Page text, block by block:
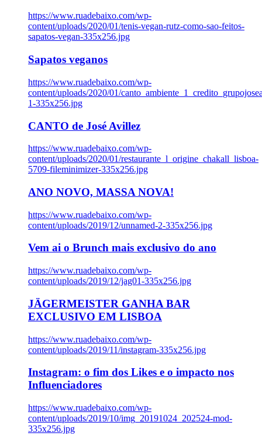
https://www.ruadebaixo.com/wp-
content/uploads/2020/01/tenis-vegan-rutz-como-sao-feitos-
sapatos-vegan-335x256.jpg
Sapatos veganos
https://www.ruadebaixo.com/wp-
content/uploads/2020/01/
1-335x256.jpg
CANTO de José Avillez
https://www.ruadebaixo.com/wp-
content/uploads/2020/01/restaurante_l_origine_chakall_lisboa-
5709-fileminimizer-335x256.jpg
ANO NOVO, MASSA NOVA!
https://www.ruadebaixo.com/wp-
content/uploads/2019/12/unnamed-2-335x256.jpg
Vem ai o Brunch mais exclusivo do ano
https://www.ruadebaixo.com/wp-
content/uploads/2019/12/jag01-335x256.jpg
JÄGERMEISTER GANHA BAR
EXCLUSIVO EM LISBOA
https://www.ruadebaixo.com/wp-
content/uploads/2019/11/instagram-335x256.jpg
Instagram: o fim dos Likes e o impacto nos
Influenciadores
https://www.ruadebaixo.com/wp-
content/uploads/2019/10/img_20191024_202524-mod-
335x256.jpg